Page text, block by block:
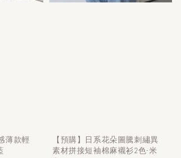
薄款輕
【預購】日系花朵圖騰刺繡異
素材拼接短袖棉麻襯衫2色-米